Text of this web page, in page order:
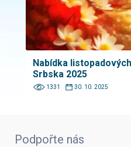
Nabídka
Srbska 2025
1331 30. 10. 2025
Podpořte nás